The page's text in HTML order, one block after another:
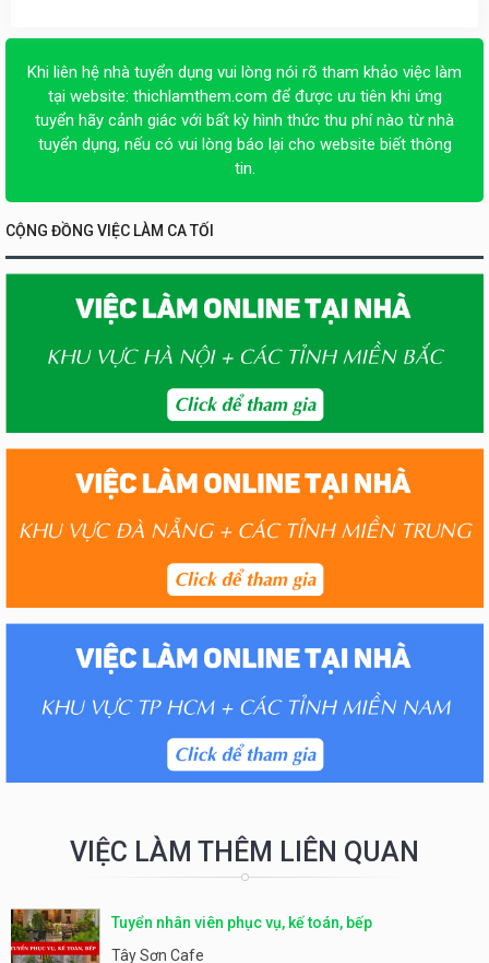
Khi liên hệ nhà tuyển dụng vui lòng nói rõ tham khảo việc làm
tại website: thichlamthem.com để được ưu tiên khi ứng
tuyển hãy cảnh giác với bất kỳ hình thức thu phí nào từ nhà
tuyển dụng, nếu có vui lòng báo lại cho website biết thông
tin.
CỘNG ĐỒNG VIỆC LÀM CA TỐI
VIỆC LÀM THÊM LIÊN QUAN
Tuyển nhân viên phục vụ, kế toán, bếp
Tây Sơn Cafe